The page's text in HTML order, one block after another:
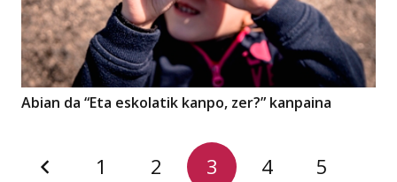
Abian da “Eta eskolatik kanpo, zer?” kanpaina
1 2 3 4 5